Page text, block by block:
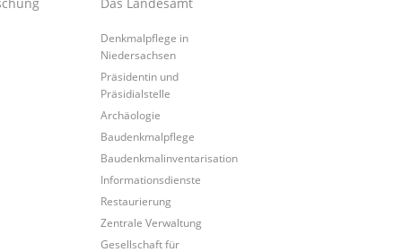
Denkmalpflege in
Niedersachsen
Präsidentin und
Präsidialstelle
Archäologie
Baudenkmalpflege
Baudenkmalinventarisation
Informationsdienste
Restaurierung
Zentrale Verwaltung
Gesellschaft für